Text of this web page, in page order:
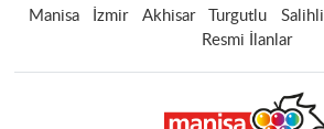
Manisa İzmir Akhisar Turgutlu Salihli
Resmi İlanlar